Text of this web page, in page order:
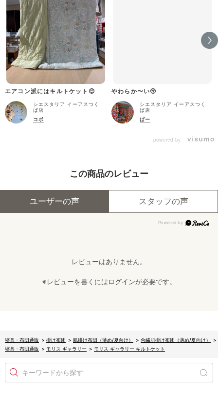
エアコン派にはキルトケット😊
シエスタリア イーアスつく
ば店
コボ
やわらか〜い😚
シエスタリア イーアスつく
ば店
ばー
powered by
この商品のレビュー
ユーザーの声 スタッフの声
レビューはありません。
※レビューを書くにはログインが必要です。
寝具・布団通販 > 掛け布団 > 肌掛け布団（薄め/夏向け） > 合繊肌掛け布団（薄め/夏向け）
>
寝具・布団通販 > モリス ギャラリー > モリス ギャラリー キルトケット
キーワードから探す